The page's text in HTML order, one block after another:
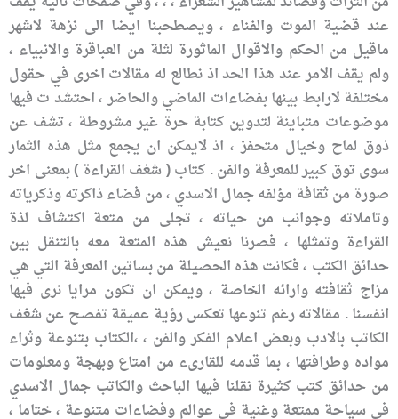
عند قضية الموت والفناء ، ويصطحبنا ايضا الى نزهة لاشهر
ماقيل من الحكم والاقوال الماثورة لثلة من العباقرة والانبياء ،
ولم يقف الامر عند هذا الحد اذ نطالع له مقالات اخرى في حقول
مختلفة لارابط بينها بفضاءات الماضي والحاضر ، احتشد ت فيها
موضوعات متباينة لتدوين كتابة حرة غير مشروطة ، تشف عن
ذوق لماح وخيال متحفز ، اذ لايمكن ان يجمع مثل هذه الثمار
سوى توق كبير للمعرفة والفن . كتاب ( شغف القراءة ) بمعنى اخر
صورة من ثقافة مؤلفه جمال الاسدي ، من فضاء ذاكرته وذكرياته
وتاملاته وجوانب من حياته ، تجلى من متعة اكتشاف لذة
القراءة وتمثلها ، فصرنا نعيش هذه المتعة معه بالتنقل بين
حدائق الكتب ، فكانت هذه الحصيلة من بساتين المعرفة التي هي
مزاج ثقافته وارائه الخاصة ، ويمكن ان تكون مرايا نرى فيها
انفسنا . مقالاته رغم تنوعها تعكس رؤية عميقة تفصح عن شغف
الكاتب بالادب وبعض اعلام الفكر والفن ، ،الكتاب بتنوعة وثراء
مواده وطرافتها ، بما قدمه للقارىء من امتاع وبهجة ومعلومات
من حدائق كتب كثيرة نقلنا فيها الباحث والكاتب جمال الاسدي
في سياحة ممتعة وغنية في عوالم وفضاءات متنوعة ، ختاما ،